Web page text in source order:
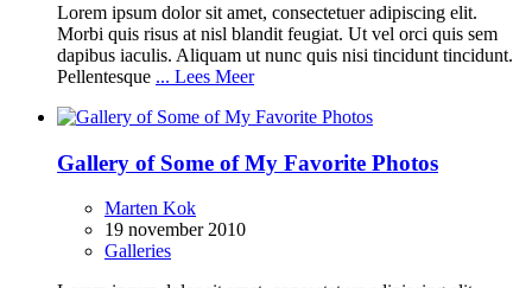
Lorem ipsum dolor sit amet, consectetuer adipiscing elit.
Morbi quis risus at nisl blandit feugiat. Ut vel orci quis sem
dapibus iaculis. Aliquam ut nunc quis nisi tincidunt tincidunt.
Pellentesque ... Lees Meer
Gallery of Some of My Favorite Photos
Marten Kok
19 november 2010
Galleries